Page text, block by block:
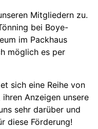
Mitgliedern zu.
bei Boye-
im Packhaus
möglich es per
sich eine Reihe von
Anzeigen unsere
sehr darüber und
diese Förderung!